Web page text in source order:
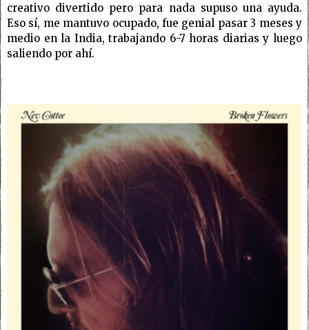
creativo divertido pero para nada supuso una ayuda.
Eso sí, me mantuvo ocupado, fue genial pasar 3 meses y
medio en la India, trabajando 6-7 horas diarias y luego
saliendo por ahí.